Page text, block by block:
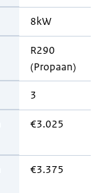
8kW
R290
(Propaan)
3
€3.025
€3.375